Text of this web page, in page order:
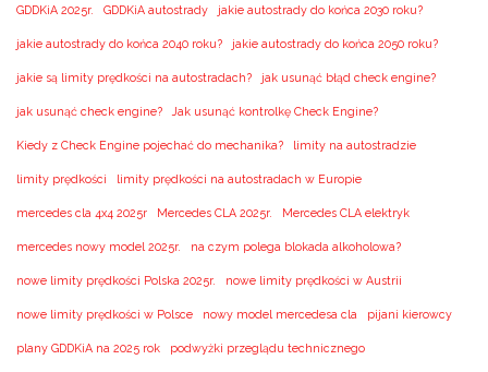
GDDKiA 2025r. GDDKiA autostrady jakie autostrady do końca 2030 roku?
jakie autostrady do końca 2040 roku? jakie autostrady do końca 2050 roku?
jakie są limity prędkości na autostradach? jak usunąć błąd check engine?
jak usunąć check engine? Jak usunąć kontrolkę Check Engine?
Kiedy z Check Engine pojechać do mechanika? limity na autostradzie
limity prędkości limity prędkości na autostradach w Europie
mercedes cla 4x4 2025r Mercedes CLA 2025r. Mercedes CLA elektryk
mercedes nowy model 2025r. na czym polega blokada alkoholowa?
nowe limity prędkości Polska 2025r. nowe limity prędkości w Austrii
nowe limity prędkości w Polsce nowy model mercedesa cla pijani kierowcy
plany GDDKiA na 2025 rok podwyżki przeglądu technicznego